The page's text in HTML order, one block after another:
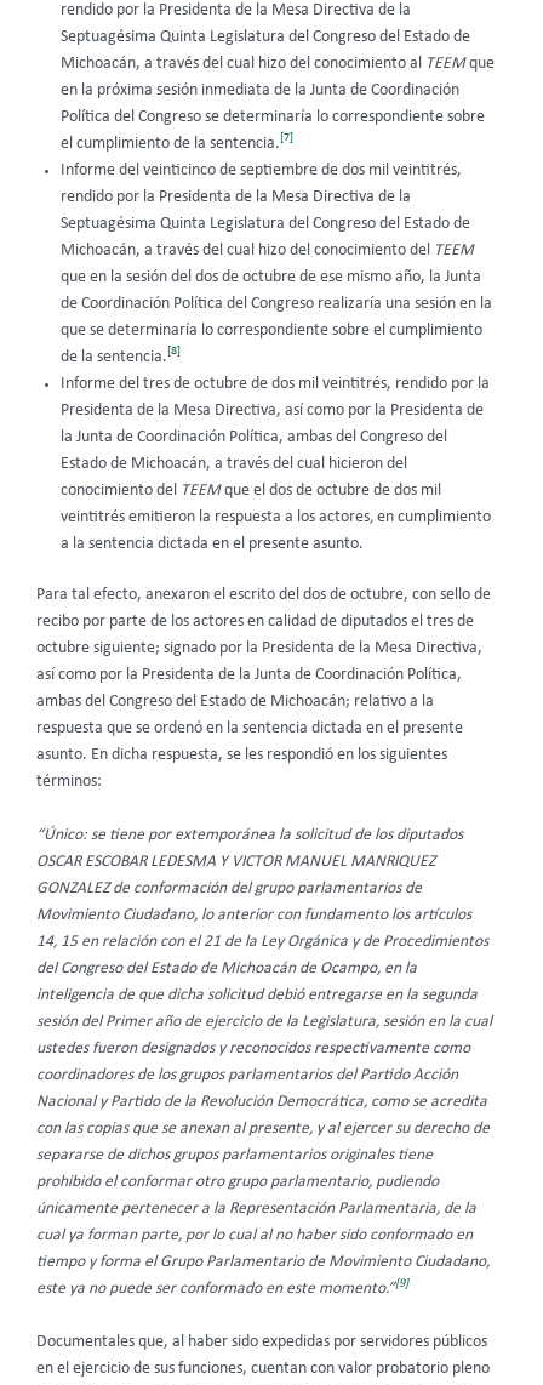
rendido por la Presidenta de la Mesa Directiva de la
Septuagésima Quinta Legislatura del Congreso del Estado de
Michoacán, a través del cual hizo del conocimiento al
TEEMque
en la próxima sesión inmediata de la Junta de Coordinación
Política del Congreso se determinaría lo correspondiente sobre
el cumplimiento de la sentencia. [7]
Informe del veinticinco de septiembre de dos mil veintitrés,
rendido por la Presidenta de la Mesa Directiva de la
Septuagésima Quinta Legislatura del Congreso del Estado de
Michoacán, a través del cual hizo del conocimiento del
TEEM
que en la sesión del dos de octubre de ese mismo año, la Junta
de Coordinación Política del Congreso realizaría una sesión en la
que se determinaría lo correspondiente sobre el cumplimiento
de la sentencia. [8]
Informe del tres de octubre de dos mil veintitrés, rendido por la
Presidenta de la Mesa Directiva, así como por la Presidenta de
la Junta de Coordinación Política, ambas del Congreso del
Estado de Michoacán, a través del cual hicieron del
conocimiento del
TEEMque el dos de octubre de dos mil
veintitrés emitieron la respuesta a los actores, en cumplimiento
a la sentencia dictada en el presente asunto.
Para tal efecto, anexaron el escrito del dos de octubre, con sello de
recibo por parte de los actores en calidad de diputados el tres de
octubre siguiente; signado por la Presidenta de la Mesa Directiva,
así como por la Presidenta de la Junta de Coordinación Política,
ambas del Congreso del Estado de Michoacán; relativo a la
respuesta que se ordenó en la sentencia dictada en el presente
asunto. En dicha respuesta, se les respondió en los siguientes
términos:
“Único: se tiene por extemporánea la solicitud de los diputados
OSCAR ESCOBAR LEDESMA Y VICTOR MANUEL MANRIQUEZ
GONZALEZ de conformación del grupo parlamentarios de
Movimiento Ciudadano, lo anterior con fundamento los artículos
14, 15 en relación con el 21 de la Ley Orgánica y de Procedimientos
del Congreso del Estado de Michoacán de Ocampo, en la
inteligencia de que dicha solicitud debió entregarse en la segunda
sesión del Primer año de ejercicio de la Legislatura, sesión en la cual
ustedes fueron designados y reconocidos respectivamente como
coordinadores de los grupos parlamentarios del Partido Acción
Nacional y Partido de la Revolución Democrática, como se acredita
con las copias que se anexan al presente, y al ejercer su derecho de
separarse de dichos grupos parlamentarios originales tiene
prohibido el conformar otro grupo parlamentario, pudiendo
únicamente pertenecer a la Representación Parlamentaria, de la
cual ya forman parte, por lo cual al no haber sido conformado en
tiempo y forma el Grupo Parlamentario de Movimiento Ciudadano,
este ya no puede ser conformado en este momento.”[9]
Documentales que, al haber sido expedidas por servidores públicos
en el ejercicio de sus funciones, cuentan con valor probatorio pleno